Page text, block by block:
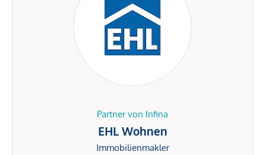
Partner von Infina
EHL Wohnen
Immobilienmakler